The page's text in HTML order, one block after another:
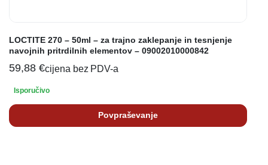
LOCTITE 270 – 50ml – za trajno zaklepanje in tesnjenje
navojnih pritrdilnih elementov – 09002010000842
59,88 €cijena bez PDV-a
Isporučivo
Povpraševanje